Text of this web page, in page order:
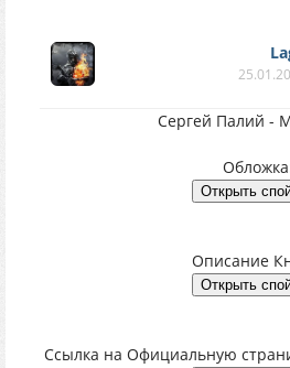
Сергей Палий -
Описание
Ссылка на Официальную